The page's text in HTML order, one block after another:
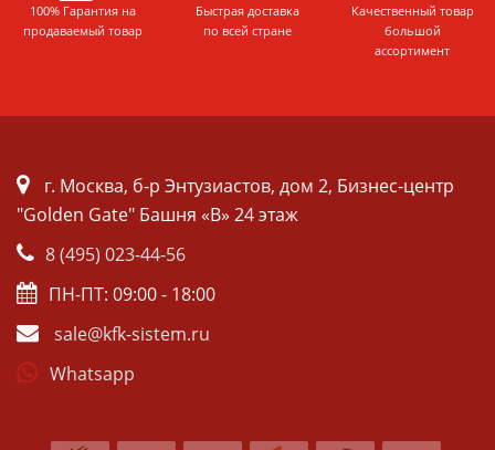
100% Гарантия на
продаваемый товар
Быстрая доставка
по всей стране
Качественный товар
большой
ассортимент
г. Москва, б-р Энтузиастов, дом 2, Бизнес-центр
"Golden Gate" Башня «B» 24 этаж
8 (495) 023-44-56
ПН-ПТ: 09:00 - 18:00
sale@kfk-sistem.ru
Whatsapp